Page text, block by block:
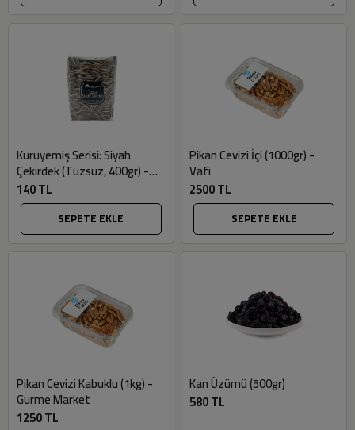
Kuruyemiş Serisi: Siyah
Çekirdek (Tuzsuz, 400gr) -
Gurme Market
140 TL
SEPETE EKLE
Pikan Cevizi İçi (1000gr) -
Vafi
2500 TL
SEPETE EKLE
Pikan Cevizi Kabuklu (1kg) -
Gurme Market
1250 TL
Kan Üzümü (500gr)
580 TL